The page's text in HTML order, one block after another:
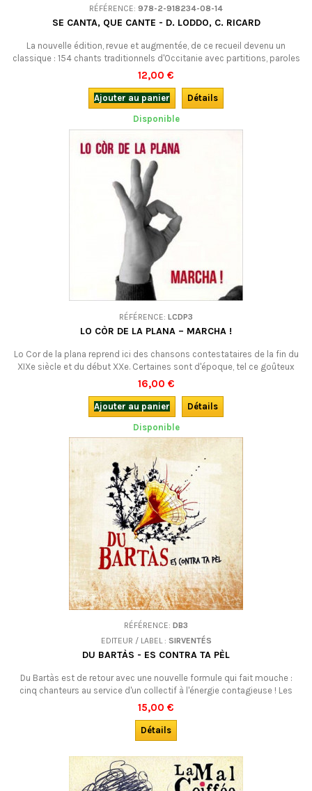
RÉFÉRENCE: 978-2-918234-08-14
SE CANTA, QUE CANTE - D. LODDO, C. RICARD
La nouvelle édition, revue et augmentée, de ce recueil devenu un
classique : 154 chants traditionnels d'Occitanie avec partitions, paroles
en occitan avec traduction française.
12,00 €
Ajouter au panier
Détails
Disponible
RÉFÉRENCE: LCDP3
LO CÒR DE LA PLANA – MARCHA !
Lo Cor de la plana reprend ici des chansons contestataires de la fin du
XIXe siècle et du début XXe. Certaines sont d'époque, tel ce goûteux
pamphlet jouant de la métaphore de la poiscaille pour railler le clergé...
Mais les créations de Manu Théron sont de la même trempe, subversive
et truculente, entre une farandole des quartiers marseillais et une...
16,00 €
Ajouter au panier
Détails
Disponible
RÉFÉRENCE: DB3
EDITEUR / LABEL : SIRVENTÉS
DU BARTÀS - ES CONTRA TA PÈL
Du Bartàs est de retour avec une nouvelle formule qui fait mouche :
cinq chanteurs au service d'un collectif à l'énergie contagieuse ! Les
cinq compères revisitent la chanson languedocienne, qu'ils confrontent
à ses cousines de Méditerranée.
15,00 €
Détails